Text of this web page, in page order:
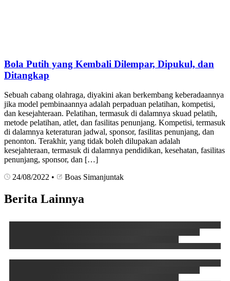
Bola Putih yang Kembali Dilempar, Dipukul, dan
Ditangkap
Sebuah cabang olahraga, diyakini akan berkembang keberadaannya
jika model pembinaannya adalah perpaduan pelatihan, kompetisi,
dan kesejahteraan. Pelatihan, termasuk di dalamnya skuad pelatih,
metode pelatihan, atlet, dan fasilitas penunjang. Kompetisi, termasuk
di dalamnya keteraturan jadwal, sponsor, fasilitas penunjang, dan
penonton. Terakhir, yang tidak boleh dilupakan adalah
kesejahteraan, termasuk di dalamnya pendidikan, kesehatan, fasilitas
penunjang, sponsor, dan […]
24/08/2022 • Boas Simanjuntak
Berita Lainnya